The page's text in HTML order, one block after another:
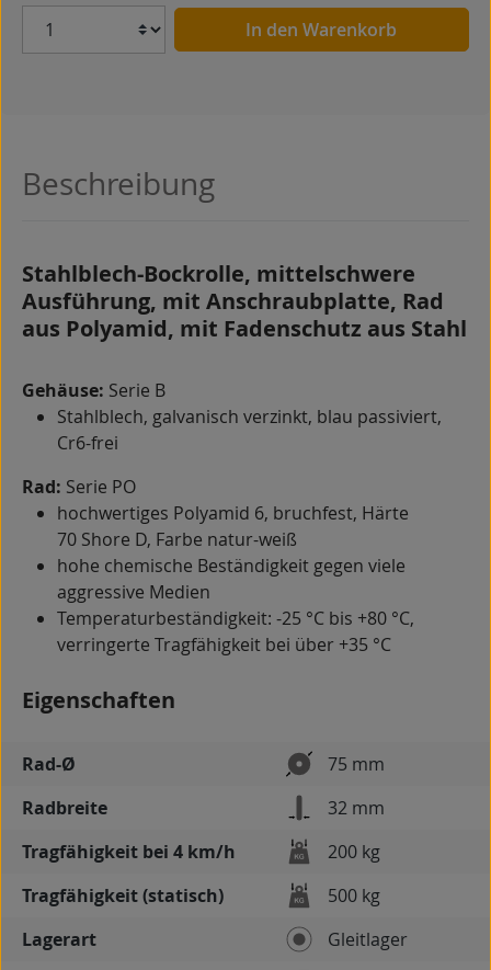
Anzahl In den Warenkorb
Beschreibung
Stahlblech-Bockrolle, mittelschwere
Ausführung, mit Anschraubplatte, Rad
aus Polyamid, mit Fadenschutz aus Stahl
Gehäuse: Serie B
Stahlblech, galvanisch verzinkt, blau passiviert,
Cr6-frei
Rad: Serie PO
hochwertiges Polyamid 6, bruchfest, Härte
70 Shore D, Farbe natur-weiß
hohe chemische Beständigkeit gegen viele
aggressive Medien
Temperaturbeständigkeit: -25 °C bis +80 °C,
verringerte Tragfähigkeit bei über +35 °C
Eigenschaften
Rad-Ø
75 mm
Radbreite
32 mm
Tragfähigkeit bei 4 km/h
200 kg
Tragfähigkeit (statisch)
500 kg
Lagerart
Gleitlager